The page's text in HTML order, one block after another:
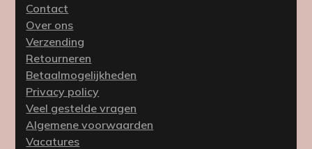
Contact
Over ons
Verzending
Retourneren
Betaalmogelijkheden
Privacy policy
Veel gestelde vragen
Algemene voorwaarden
Vacatures